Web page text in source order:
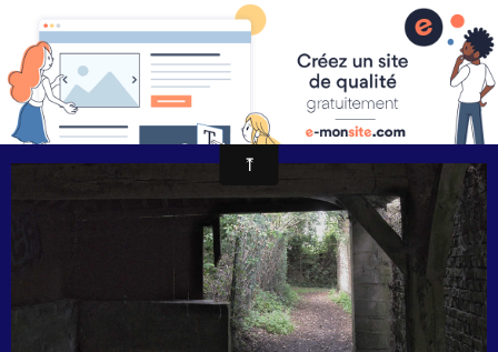
Pascal Henry "Mes photographies"
Lavoir Etroeungt